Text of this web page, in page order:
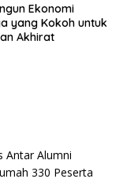
Ekonomi
yang Kokoh untuk
Akhirat